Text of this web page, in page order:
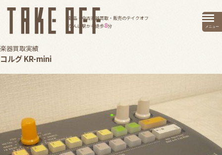
新品・中古楽器買取・販売のテイクオフ
なんば駅から徒歩8分 メニュー
楽器買取実績
コルグ KR-mini